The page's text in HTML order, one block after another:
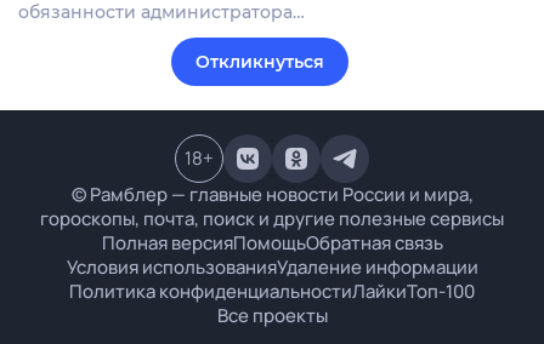
обязанности администратора…
Откликнуться
© Рамблер — главные новости России и мира,
гороскопы, почта, поиск и другие полезные сервисы
Полная версияПомощьОбратная связь
Условия использованияУдаление информации
Политика конфиденциальностиЛайкиТоп-100
Все проекты
18+